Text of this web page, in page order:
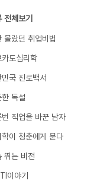
전체보기
몰랐던 취업비법
카도심리학
민국 진로백서
한 독설
번 직업을 바꾼 남자
학이 청춘에게 묻다
뛰는 비전
이야기